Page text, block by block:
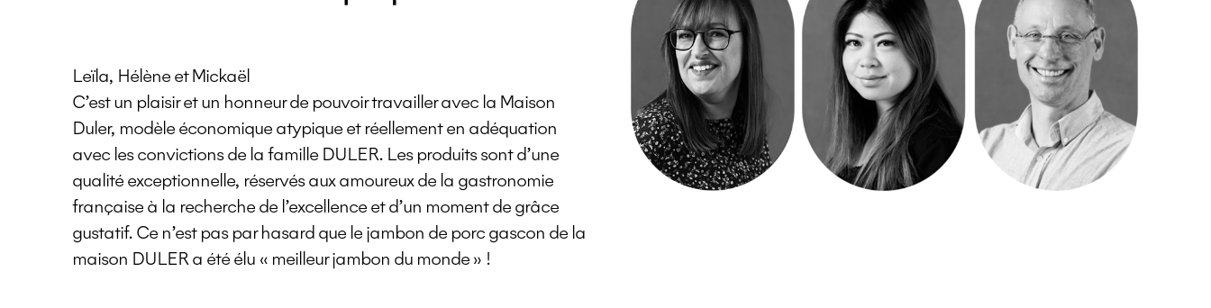
Leïla, Hélène et Mickaël
C’est un plaisir et un honneur de pouvoir travailler avec la Maison
Duler, modèle économique atypique et réellement en adéquation
avec les convictions de la famille DULER. Les produits sont d’une
qualité exceptionnelle, réservés aux amoureux de la gastronomie
française à la recherche de l’excellence et d’un moment de grâce
gustatif. Ce n’est pas par hasard que le jambon de porc gascon de la
maison DULER a été élu « meilleur jambon du monde » !